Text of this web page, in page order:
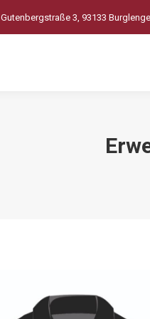
Gutenbergstraße 3, 93133